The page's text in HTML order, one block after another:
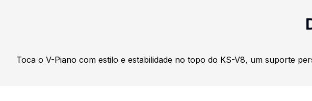
Toca o V-Piano com estilo e estabilidade no topo do KS-V8, um suporte